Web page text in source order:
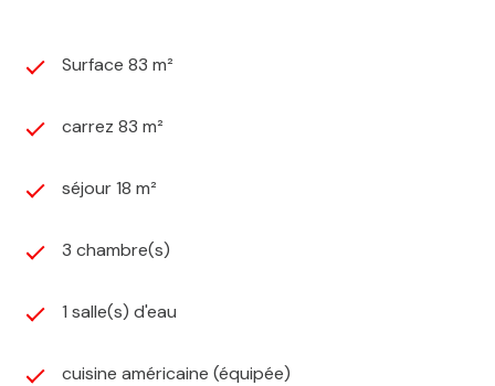
Surface 83 m²
carrez 83 m²
séjour 18 m²
3 chambre(s)
1 salle(s) d'eau
cuisine américaine (équipée)